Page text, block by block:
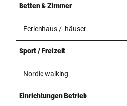
Betten & Zimmer
Ferienhaus / -häuser
Sport / Freizeit
Nordic walking
Einrichtungen Betrieb